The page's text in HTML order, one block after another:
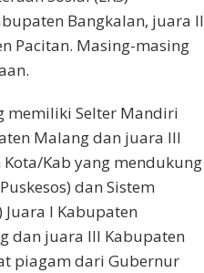
Bangkalan, juara II
Pacitan. Masing-masing
memiliki Selter Mandiri
Malang dan juara III
Kab yang mendukung
dan Sistem
Juara I Kabupaten
dan juara III Kabupaten
piagam dari Gubernur